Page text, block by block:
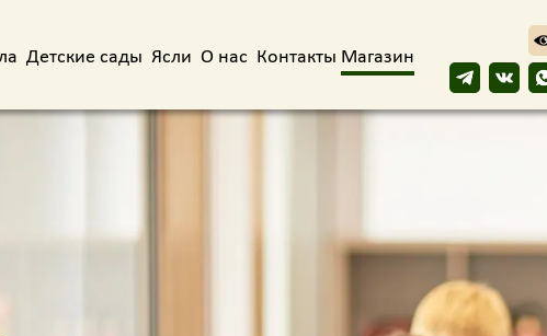
Детские сады Ясли О нас Контакты Магазин